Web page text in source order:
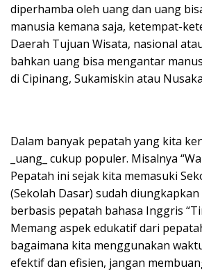
diperhamba oleh uang dan uang
manusia kemana saja, ketempat-
Daerah Tujuan Wisata, nasional
bahkan uang bisa mengantar
di Cipinang, Sukamiskin atau
Dalam banyak pepatah yang kita
_uang_ cukup populer. Misalnya
Pepatah ini sejak kita memasuki
(Sekolah Dasar) sudah
berbasis pepatah bahasa Inggris
Memang aspek edukatif dari
bagaimana kita menggunakan
efektif dan efisien, jangan